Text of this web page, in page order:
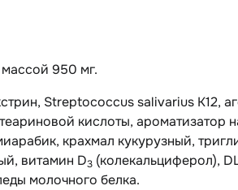
массой 950 мг.
Streptococcus salivarius K12,
кислоты, ароматизатор
крахмал кукурузный,
витамин D3 (колекальциферол),
молочного белка.